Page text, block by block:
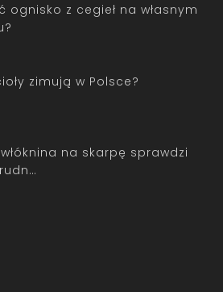
ognisko z cegieł na własnym
zimują w Polsce?
na skarpę sprawdzi